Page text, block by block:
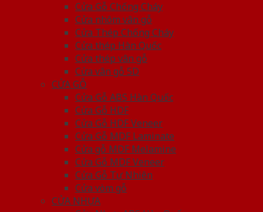
Cửa Gỗ Chống Cháy
Cửa nhôm vân gỗ
Cửa Thép Chống Cháy
Cửa thép Hàn Quốc
Cửa thép vân gỗ
Cửa vân gỗ 5D
CỬA GỖ
Cửa Gỗ ABS Hàn Quốc
Cửa Gỗ HDF
Cửa Gỗ HDF Veneer
Cửa Gỗ MDF Laminate
Cửa gỗ MDF Melamine
Cửa Gỗ MDF Veneer
Cửa Gỗ Tự Nhiên
Cửa vòm gỗ
CỬA NHỰA